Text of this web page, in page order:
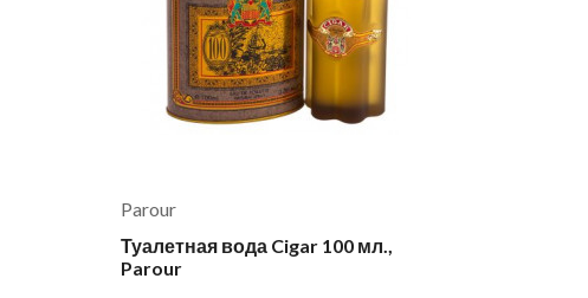
Parour
Туалетная вода Cigar 100 мл.,
Parour